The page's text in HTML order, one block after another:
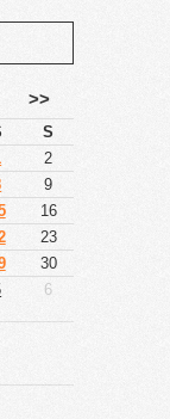
>>
S
2
9
16
23
30
6